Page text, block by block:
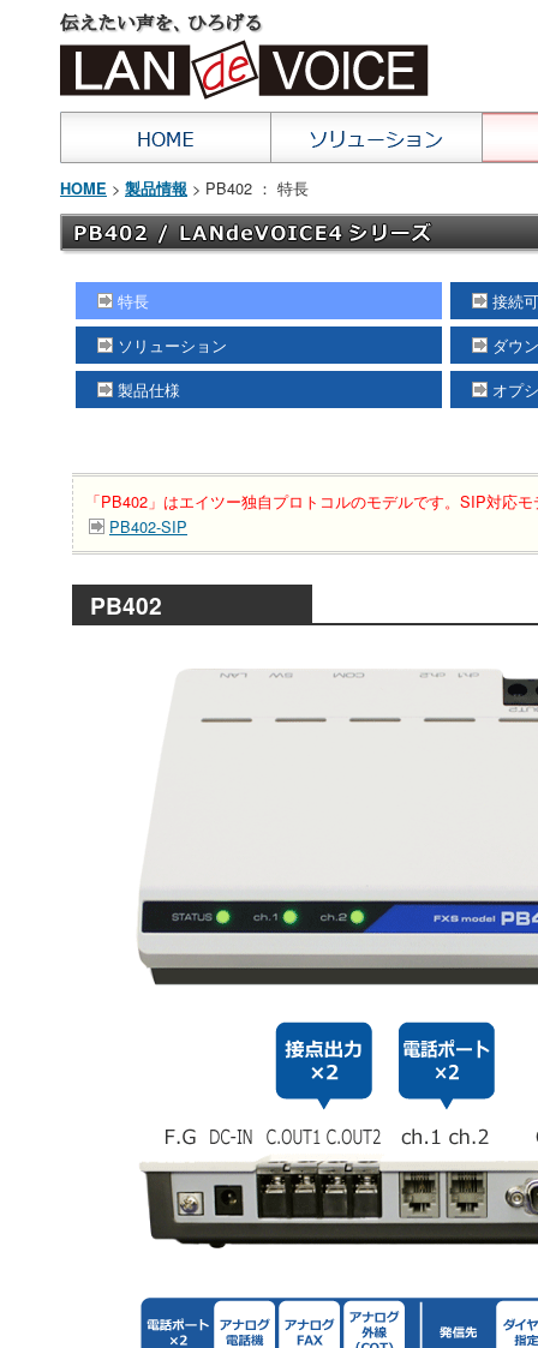
HOME > 製品情報 > PB402 ： 特長
特長
接続
ソリューション
ダウ
製品仕様
オプ
「PB402」はエイツー独自プロトコルのモデルです。SIP対応
PB402-SIP
PB402